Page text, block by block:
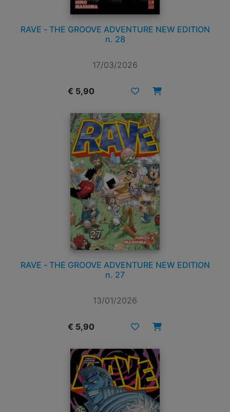
RAVE - THE GROOVE ADVENTURE NEW EDITION
n. 28
17/03/2026
€ 5,90
RAVE - THE GROOVE ADVENTURE NEW EDITION
n. 27
13/01/2026
€ 5,90